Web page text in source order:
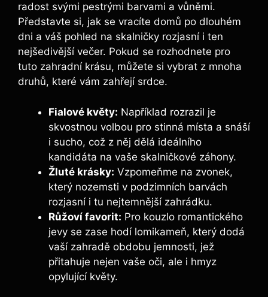
radost svými pestrými barvami a vůněmi.
Představte si, jak se vracíte domů po dlouhém
dni a váš pohled na skalničky rozjasní i ten
nejšedivější večer. Pokud se rozhodnete pro
tuto zahradní krásu, můžete si vybrat z mnoha
druhů, které vám zahřejí srdce.
Fialové květy: Například rozrazil je
skvostnou volbou pro stinná místa a snáší
i sucho, což z něj dělá ideálního
kandidáta na vaše skalničkové záhony.
Žluté krásky: Vzpomeňme na zvonek,
který nozemsti v podzimních barvách
rozjasní i tu nejtemnější zahrádku.
Růžoví favorit: Pro kouzlo romantického
jevy se zase hodí lomikameň, který dodá
vaší zahradě obdobu jemnosti, jež
přitahuje nejen vaše oči, ale i hmyz
opylující květy.